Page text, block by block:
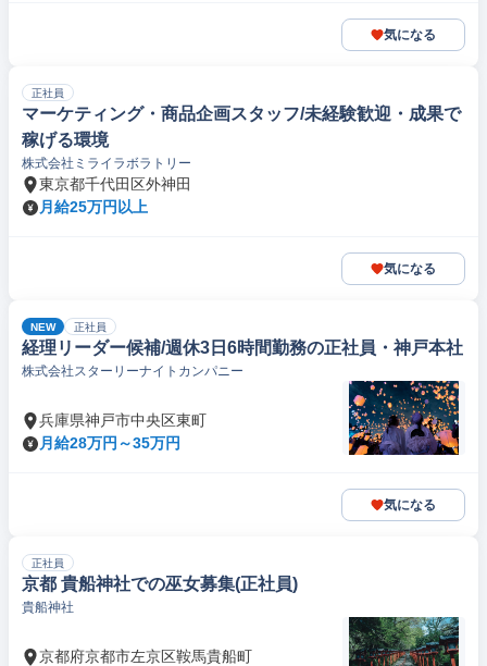
気になる
正社員
マーケティング・商品企画スタッフ/未経験歓迎・成果で
稼げる環境
株式会社ミライラボラトリー
東京都千代田区外神田
月給25万円以上
気になる
NEW 正社員
経理リーダー候補/週休3日6時間勤務の正社員・神戸本社
株式会社スターリーナイトカンパニー
兵庫県神戸市中央区東町
月給28万円～35万円
気になる
正社員
京都 貴船神社での巫女募集(正社員)
貴船神社
京都府京都市左京区鞍馬貴船町